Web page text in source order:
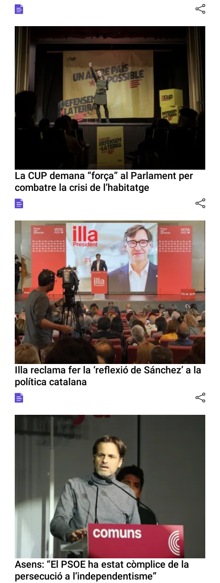
La CUP demana “força” al Parlament per
combatre la crisi de l’habitatge
Illa reclama fer la ‘reflexió de Sánchez’ a la
política catalana
Asens: “El PSOE ha estat còmplice de la
persecució a l’independentisme”